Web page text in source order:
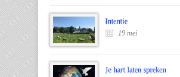
19 mei